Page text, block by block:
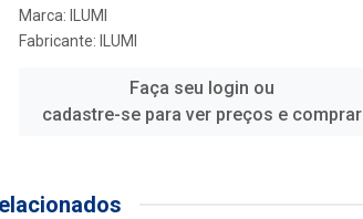
Marca:
ILUMI
Fabricante:
ILUMI
Faça seu login ou
cadastre-se para ver preços e comprar